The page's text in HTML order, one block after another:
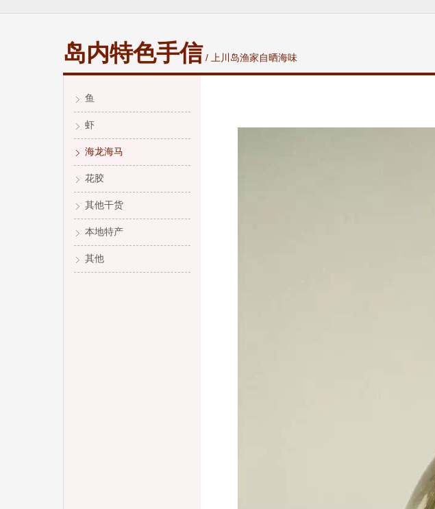
岛内特色手信 / 上川岛渔家自晒海味
鱼
虾
海龙海马
花胶
其他干货
本地特产
其他